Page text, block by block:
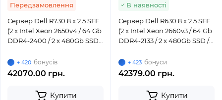
Передзамовлення
Сервер Dell R730 8 x 2.5 SFF
(2 x Intel Xeon 2650v4 / 64 Gb
DDR4-2400 / 2 x 480Gb SSD /
+ 420 бонусів
42070.00 грн.
Купити
В наявності
Сервер Dell R630 8 x 2.5 SFF
(2 x Intel Xeon 2660v3 / 64 Gb
DDR4-2133 / 2 x 480Gb SSD /
+ 423 бонуси
42379.00 грн.
Купити